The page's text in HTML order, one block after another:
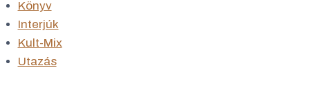
Könyv
Interjúk
Kult-Mix
Utazás